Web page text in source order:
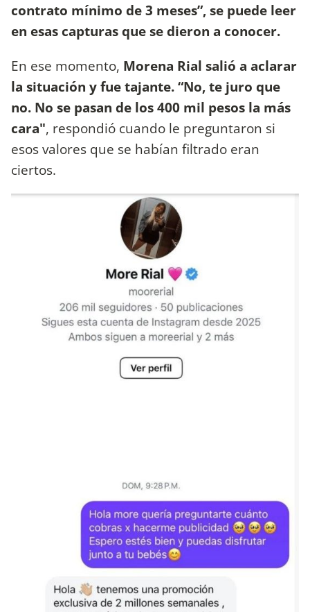
contrato mínimo de 3 meses”, se puede leer
en esas capturas que se dieron a conocer.
En ese momento, Morena Rial salió a aclarar
la situación y fue tajante. “No, te juro que
no. No se pasan de los 400 mil pesos la más
cara", respondió cuando le preguntaron si
esos valores que se habían filtrado eran
ciertos.